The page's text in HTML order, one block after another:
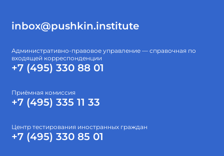
inbox@pushkin.institute
Административно-правовое управление — справочная по
входящей корреспонденции
+7 (495) 330 88 01
Приёмная комиссия
+7 (495) 335 11 33
Центр тестирования иностранных граждан
+7 (495) 330 85 01